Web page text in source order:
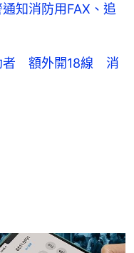
知消防用FAX、追
者 額外開18線 消